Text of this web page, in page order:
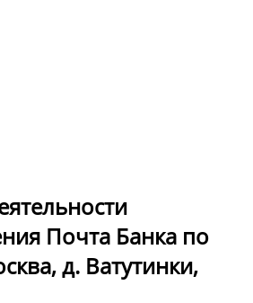
Почта Банка по
д. Ватутинки,